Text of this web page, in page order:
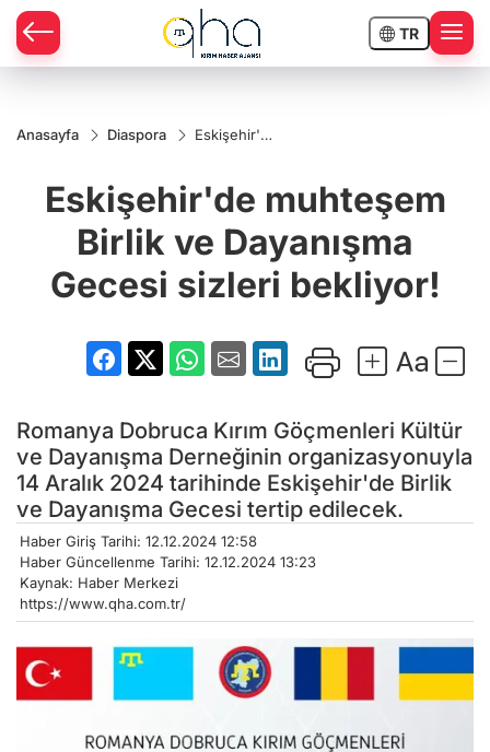
TR
Anasayfa Diaspora
Eskişehir'de
Dayanışma
Gecesi
bekliyor!
Eskişehir'de muhteşem
Birlik ve Dayanışma
Gecesi sizleri bekliyor!
Romanya Dobruca Kırım Göçmenleri Kültür
ve Dayanışma Derneğinin organizasyonuyla
14 Aralık 2024 tarihinde Eskişehir'de Birlik
ve Dayanışma Gecesi tertip edilecek.
Haber Giriş Tarihi: 12.12.2024 12:58
Haber Güncellenme Tarihi: 12.12.2024 13:23
Kaynak: Haber Merkezi
https://www.qha.com.tr/